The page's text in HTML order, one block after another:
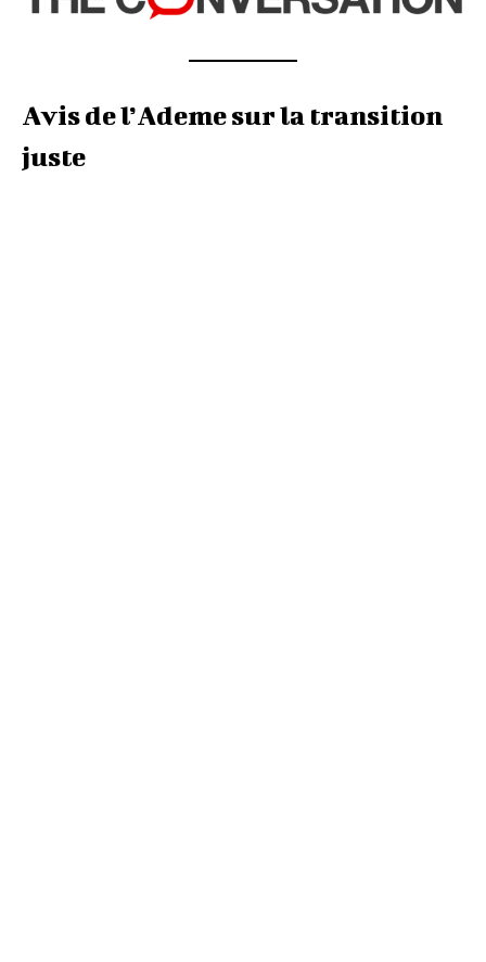
Avis de l’Ademe sur la transition
juste